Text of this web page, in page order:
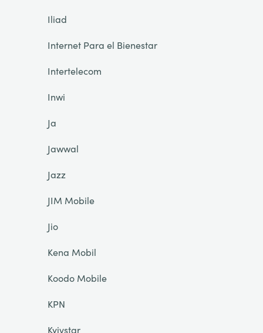
Iliad
Internet Para el Bienestar
Intertelecom
Inwi
Ja
Jawwal
Jazz
JIM Mobile
Jio
Kena Mobil
Koodo Mobile
KPN
Kyivstar